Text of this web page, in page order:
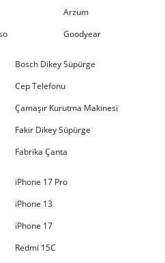
Arzum
Goodyear
Bosch Dikey Süpürge
Cep Telefonu
Çamaşır Kurutma Makinesi
Fakir Dikey Süpürge
Fabrika Çanta
iPhone 17 Pro
iPhone 13
iPhone 17
Redmi 15C